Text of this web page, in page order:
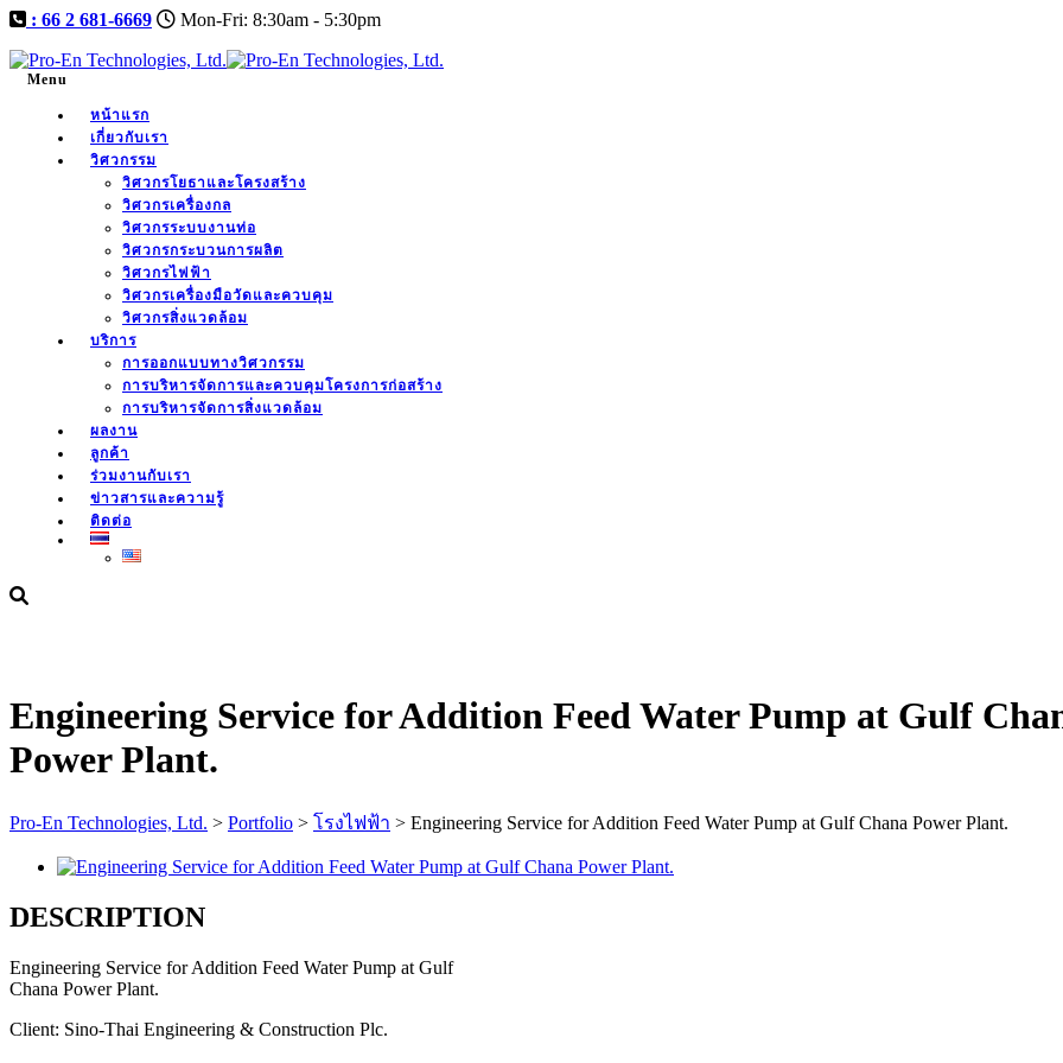
: 66 2 681-6669 Mon-Fri: 8:30am - 5:30pm
Menu
หน้าแรก
เกี่ยวกับเรา
วิศวกรรม
วิศวกรโยธาและโครงสร้าง
วิศวกรเครื่องกล
วิศวกรระบบงานท่อ
วิศวกรกระบวนการผลิต
วิศวกรไฟฟ้า
วิศวกรเครื่องมือวัดและควบคุม
วิศวกรสิ่งแวดล้อม
บริการ
การออกแบบทางวิศวกรรม
การบริหารจัดการและควบคุมโครงการก่อสร้าง
การบริหารจัดการสิ่งแวดล้อม
ผลงาน
ลูกค้า
ร่วมงานกับเรา
ข่าวสารและความรู้
ติดต่อ
Engineering Service for Addition Feed Water Pump at Gulf
Power Plant.
Pro-En Technologies, Ltd. > Portfolio > โรงไฟฟ้า > Engineering Service for Addition Feed Water Pump at Gulf Chana Power Plant.
DESCRIPTION
Engineering Service for Addition Feed Water Pump at Gulf
Chana Power Plant.
Client: Sino-Thai Engineering & Construction Plc.